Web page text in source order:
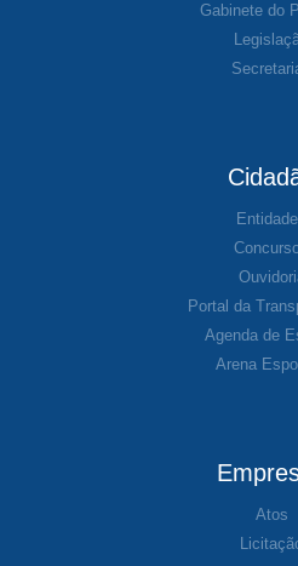
Gabinete do
Portal da
Agenda de
Arena
Atos